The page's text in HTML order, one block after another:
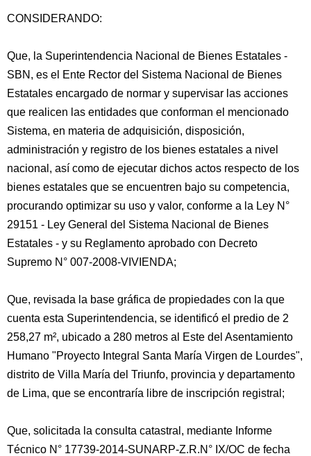
CONSIDERANDO:
Que, la Superintendencia Nacional de Bienes Estatales -
SBN, es el Ente Rector del Sistema Nacional de Bienes
Estatales encargado de normar y supervisar las acciones
que realicen las entidades que conforman el mencionado
Sistema, en materia de adquisición, disposición,
administración y registro de los bienes estatales a nivel
nacional, así como de ejecutar dichos actos respecto de los
bienes estatales que se encuentren bajo su competencia,
procurando optimizar su uso y valor, conforme a la Ley N°
29151 - Ley General del Sistema Nacional de Bienes
Estatales - y su Reglamento aprobado con Decreto
Supremo N° 007-2008-VIVIENDA;
Que, revisada la base gráfica de propiedades con la que
cuenta esta Superintendencia, se identificó el predio de 2
258,27 m², ubicado a 280 metros al Este del Asentamiento
Humano "Proyecto Integral Santa María Virgen de Lourdes",
distrito de Villa María del Triunfo, provincia y departamento
de Lima, que se encontraría libre de inscripción registral;
Que, solicitada la consulta catastral, mediante Informe
Técnico N° 17739-2014-SUNARP-Z.R.N° IX/OC de fecha